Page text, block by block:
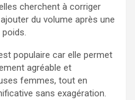
cherchent à corriger
du volume après une
populaire car elle permet
agréable et
femmes, tout en
sans exagération.